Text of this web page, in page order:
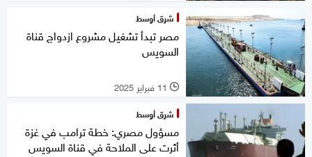
شرق أوسط
مصر تبدأ تشغيل مشروع ازدواج قناة
السويس
l 11 فبراير 2025
شرق أوسط
مسؤول مصري: خطة ترامب في غزة
أثرت على الملاحة في قناة السويس